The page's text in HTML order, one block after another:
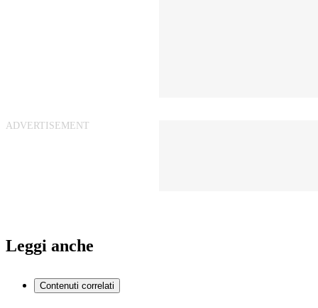
Leggi anche
Contenuti correlati